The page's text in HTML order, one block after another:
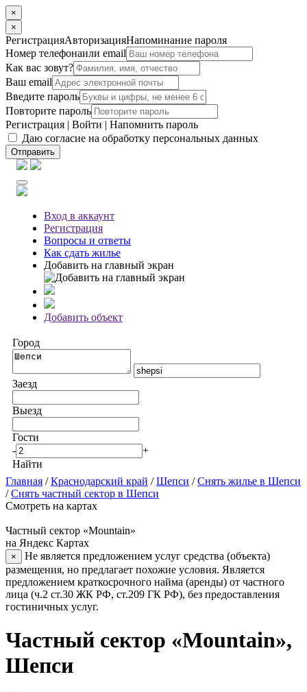
×
×
РегистрацияАвторизацияНапоминание пароля
Номер телефонаили email
Как вас зовут?
Ваш email
Введите пароль
Повторите пароль
Регистрация | Войти | Напомнить пароль
Даю согласие на обработку персональных данных
Отправить
Вход в аккаунт
Регистрация
Вопросы и ответы
Как сдать жилье
Добавить на главный экран
Добавить объект
Город
Заезд
Выезд
Гости
-
+
Найти
Главная /Краснодарский край /Шепси /Снять жилье в Шепси
/Снять частный сектор в Шепси
Смотреть на картах
Частный сектор «Mountain»
на Яндекс Картах
×
Не является предложением услуг средства (объекта)
размещения, но предлагает похожие условия. Является
предложением краткосрочного найма (аренды) от частного
лица (ч.2 ст.30 ЖК РФ, ст.209 ГК РФ), без предоставления
гостиничных услуг.
Частный сектор «Mountain»,
Шепси